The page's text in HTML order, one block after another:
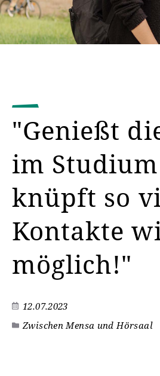
"Genießt
im
knüpft so
Kontakte
möglich!"
12.07.2023
Zwischen Mensa und Hörsaal